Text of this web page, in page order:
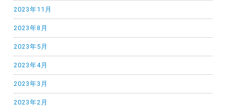
2023年11月
2023年8月
2023年5月
2023年4月
2023年3月
2023年2月